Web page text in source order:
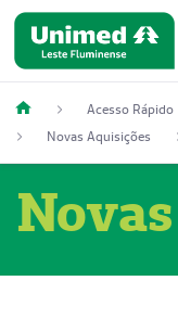
Acesso Rápido
Novas Aquisições